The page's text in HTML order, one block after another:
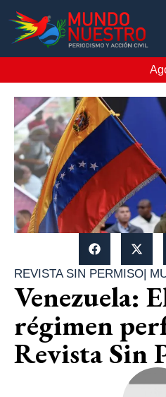
REVISTA SIN PERMISO|
Venezuela:
régimen
Revista Sin